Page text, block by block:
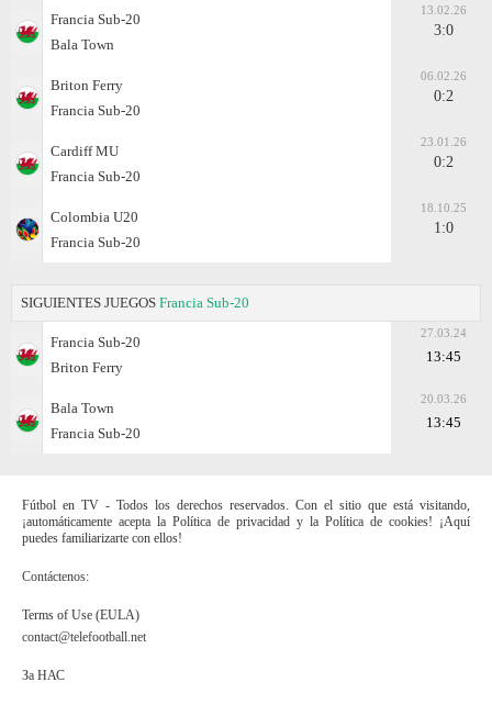
Francia Sub-20
Bala Town
13.02.26
3:0
Briton Ferry
Francia Sub-20
06.02.26
0:2
Cardiff MU
Francia Sub-20
23.01.26
0:2
Colombia U20
Francia Sub-20
18.10.25
1:0
SIGUIENTES JUEGOS Francia Sub-20
Francia Sub-20
Briton Ferry
27.03.24
13:45
Bala Town
Francia Sub-20
20.03.26
13:45
Fútbol en TV - Todos los derechos reservados. Con el sitio que está visitando,
¡automáticamente acepta la Política de privacidad y la Política de cookies! ¡Aquí
puedes familiarizarte con ellos!
Contáctenos:
Terms of Use (EULA)
contact@telefootball.net
За НАС